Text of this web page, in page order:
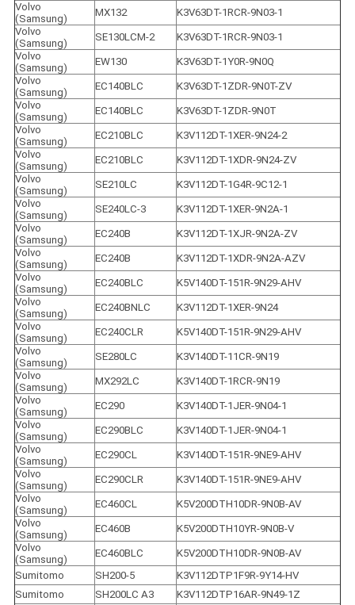
Volvo
(Samsung)
MX132
K3V63DT-1RCR-9N03-1
Volvo
(Samsung)
SE130LCM-2
K3V63DT-1RCR-9N03-1
Volvo
(Samsung)
EW130
K3V63DT-1Y0R-9N0Q
Volvo
(Samsung)
EC140BLC
K3V63DT-1ZDR-9N0T-ZV
Volvo
(Samsung)
EC140BLC
K3V63DT-1ZDR-9N0T
Volvo
(Samsung)
EC210BLC
K3V112DT-1XER-9N24-2
Volvo
(Samsung)
EC210BLC
K3V112DT-1XDR-9N24-ZV
Volvo
(Samsung)
SE210LC
K3V112DT-1G4R-9C12-1
Volvo
(Samsung)
SE240LC-3
K3V112DT-1XER-9N2A-1
Volvo
(Samsung)
EC240B
K3V112DT-1XJR-9N2A-ZV
Volvo
(Samsung)
EC240B
K3V112DT-1XDR-9N2A-AZV
Volvo
(Samsung)
EC240BLC
K5V140DT-151R-9N29-AHV
Volvo
(Samsung)
EC240BNLC
K3V112DT-1XER-9N24
Volvo
(Samsung)
EC240CLR
K5V140DT-151R-9N29-AHV
Volvo
(Samsung)
SE280LC
K3V140DT-11CR-9N19
Volvo
(Samsung)
MX292LC
K3V140DT-1RCR-9N19
Volvo
(Samsung)
EC290
K3V140DT-1JER-9N04-1
Volvo
(Samsung)
EC290BLC
K3V140DT-1JER-9N04-1
Volvo
(Samsung)
EC290CL
K3V140DT-151R-9NE9-AHV
Volvo
(Samsung)
EC290CLR
K3V140DT-151R-9NE9-AHV
Volvo
(Samsung)
EC460CL
K5V200DTH10DR-9N0B-AV
Volvo
(Samsung)
EC460B
K5V200DTH10YR-9N0B-V
Volvo
(Samsung)
EC460BLC
K5V200DTH10DR-9N0B-AV
Sumitomo
SH200-5
K3V112DTP1F9R-9Y14-HV
Sumitomo
SH200LC A3
K3V112DTP16AR-9N49-1Z